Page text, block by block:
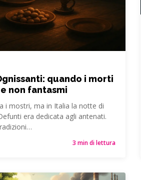
quando i morti
non fantasmi
i mostri, ma in Italia la notte di
era dedicata agli antenati.
3 min di lettura